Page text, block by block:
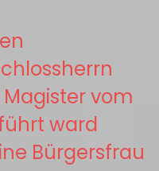
vom
ward
Bürgersfrau